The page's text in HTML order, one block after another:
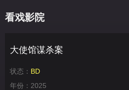
看戏影院
大使馆谋杀案
状态： BD
年份： 2025